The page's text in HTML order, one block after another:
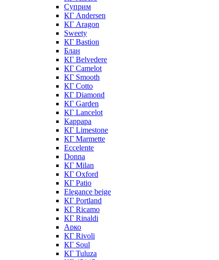
Суприм
КГ Andersen
КГ Aragon
Sweety
КГ Bastion
Блан
КГ Belvedere
КГ Camelot
КГ Smooth
КГ Cotto
КГ Diamond
КГ Garden
КГ Lancelot
Каррара
КГ Limestone
КГ Marmette
Eccelente
Donna
КГ Milan
КГ Oxford
КГ Patio
Elegance beige
КГ Portland
КГ Ricamo
КГ Rinaldi
Арко
КГ Rivoli
КГ Soul
КГ Tuluza